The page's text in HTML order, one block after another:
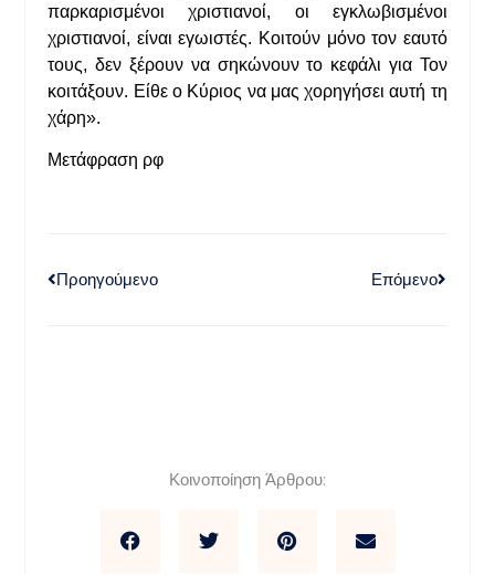
παρκαρισμένοι χριστιανοί, οι εγκλωβισμένοι
χριστιανοί, είναι εγωιστές. Κοιτούν μόνο τον εαυτό
τους, δεν ξέρουν να σηκώνουν το κεφάλι για Τον
κοιτάξουν. Είθε ο Κύριος να μας χορηγήσει αυτή τη
χάρη».
Μετάφραση ρφ
Προηγούμενο Επόμενο
Κοινοποίηση Άρθρου: